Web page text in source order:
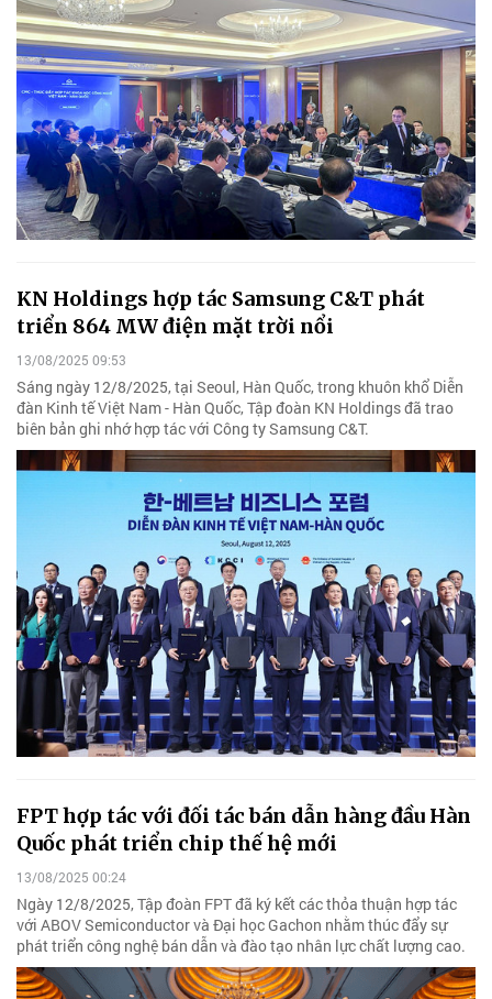
KN Holdings hợp tác Samsung C&T phát
triển 864 MW điện mặt trời nổi
13/08/2025 09:53
Sáng ngày 12/8/2025, tại Seoul, Hàn Quốc, trong khuôn khổ Diễn
đàn Kinh tế Việt Nam - Hàn Quốc, Tập đoàn KN Holdings đã trao
biên bản ghi nhớ hợp tác với Công ty Samsung C&T.
FPT hợp tác với đối tác bán dẫn hàng đầu Hàn
Quốc phát triển chip thế hệ mới
13/08/2025 00:24
Ngày 12/8/2025, Tập đoàn FPT đã ký kết các thỏa thuận hợp tác
với ABOV Semiconductor và Đại học Gachon nhằm thúc đẩy sự
phát triển công nghệ bán dẫn và đào tạo nhân lực chất lượng cao.